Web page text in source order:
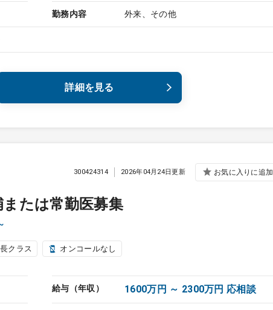
勤務内容 外来、その他
詳細を見る
または常勤医募集
300424314 2026年04月24日更新 お気に入りに追加
クラス オンコールなし
給与（年収） 1600万円 ～ 2300万円 応相談